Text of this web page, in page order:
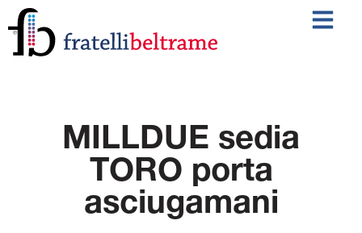
MILLDUE sedia
TORO porta
asciugamani